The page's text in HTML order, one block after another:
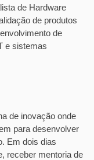
de Hardware
de produtos
de
e sistemas
de inovação onde
para desenvolver
Em dois dias
receber mentoria de